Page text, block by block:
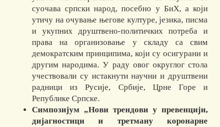
суочава српски народ, посебно у БиХ, а који
утичу на очување његове културе, језика, писма
и укупних друштвено-политичких потреба и
права на организовање у складу са свим
демократским принципима, који су осигурани и
другим народима. У раду овог округлог стола
учествовали су истакнути научни и друштвени
радници из Русије, Србије, Црне Горе и
Републике Српске.
Симпозијум „Нови трендови у превенцији,
дијагностици и третману коронарне